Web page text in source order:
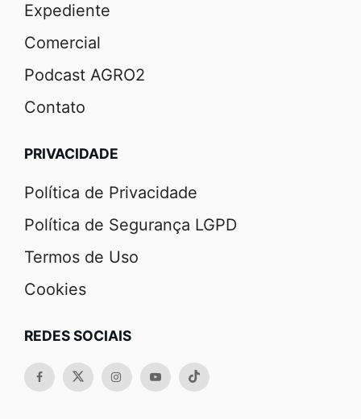
Expediente
Comercial
Podcast AGRO2
Contato
PRIVACIDADE
Política de Privacidade
Política de Segurança LGPD
Termos de Uso
Cookies
REDES SOCIAIS